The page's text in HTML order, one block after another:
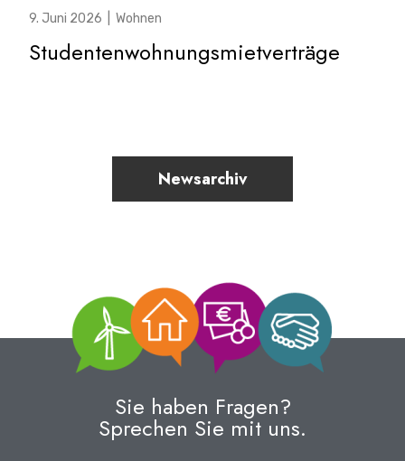
9. Juni 2026 Wohnen
Studentenwohnungsmietverträge
Newsarchiv
Sie haben Fragen?
Sprechen Sie mit uns.